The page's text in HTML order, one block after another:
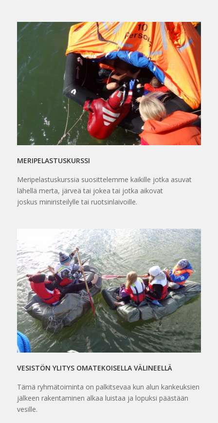
MERIPELASTUSKURSSI
Meripelastuskurssia suosittelemme kaikille jotka asuvat
lähellä merta, järveä tai jokea tai jotka aikovat
joskus miniristeilylle tai ruotsinlaivoille.
VESISTÖN YLITYS OMATEKOISELLA VÄLINEELLÄ
Tämä ryhmätoiminta on palkitsevaa kun alun kankeuksien
jälkeen rakentaminen alkaa luistaa ja lopuksi päästään
vesille.